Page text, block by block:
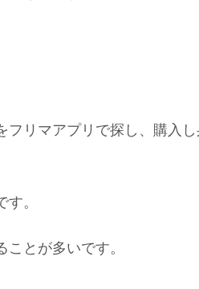
リマアプリで探し、購入し
。
とが多いです。